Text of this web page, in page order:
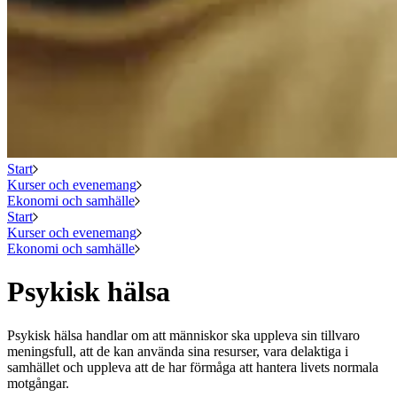
Start
Kurser och evenemang
Ekonomi och samhälle
Start
Kurser och evenemang
Ekonomi och samhälle
Psykisk hälsa
Psykisk hälsa handlar om att människor ska uppleva sin tillvaro
meningsfull, att de kan använda sina resurser, vara delaktiga i
samhället och uppleva att de har förmåga att hantera livets normala
motgångar.